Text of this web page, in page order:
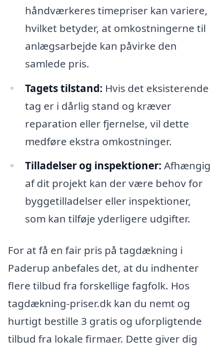
håndværkeres timepriser kan variere,
hvilket betyder, at omkostningerne til
anlægsarbejde kan påvirke den
samlede pris.
Tagets tilstand: Hvis det eksisterende
tag er i dårlig stand og kræver
reparation eller fjernelse, vil dette
medføre ekstra omkostninger.
Tilladelser og inspektioner: Afhængig
af dit projekt kan der være behov for
byggetilladelser eller inspektioner,
som kan tilføje yderligere udgifter.
For at få en fair pris på tagdækning i
Paderup anbefales det, at du indhenter
flere tilbud fra forskellige fagfolk. Hos
tagdækning-priser.dk kan du nemt og
hurtigt bestille 3 gratis og uforpligtende
tilbud fra lokale firmaer. Dette giver dig